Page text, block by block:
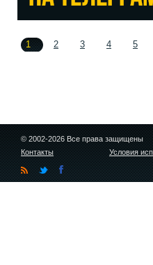
1 2 3 4 5
© 2002-2026 Все права защищены
Контакты
Условия